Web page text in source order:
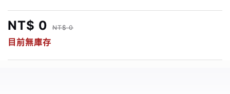
NT$ 0 NT$ 0
目前無庫存